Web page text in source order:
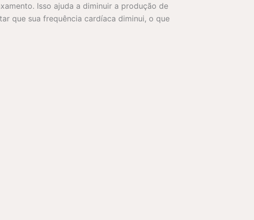
Isso ajuda a diminuir a produção de
que sua frequência cardíaca diminui, o que